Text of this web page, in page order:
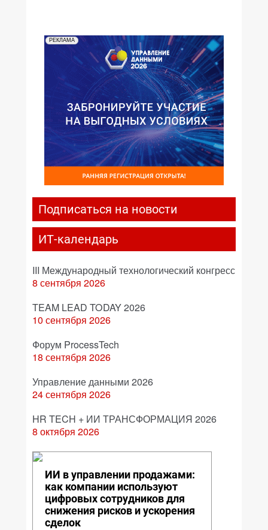
РЕКЛАМА
Подписаться на новости
ИТ-календарь
III Международный технологический конгресс
8 сентября 2026
TEAM LEAD TODAY 2026
10 сентября 2026
Форум ProcessTech
18 сентября 2026
Управление данными 2026
24 сентября 2026
HR TECH + ИИ ТРАНСФОРМАЦИЯ 2026
8 октября 2026
ИИ в управлении продажами:
как компании используют
цифровых сотрудников для
снижения рисков и ускорения
сделок